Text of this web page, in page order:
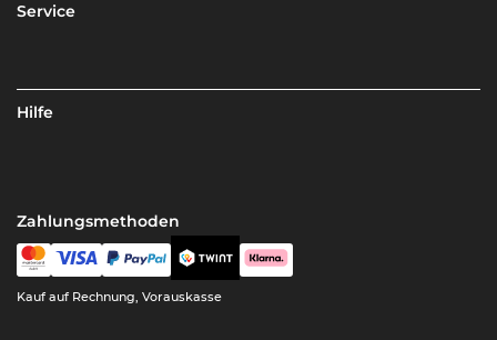
Service
Hilfe
Zahlungsmethoden
Kauf auf Rechnung, Vorauskasse